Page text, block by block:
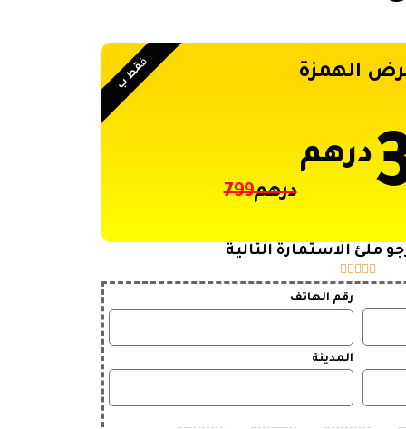
الهمزة
درهم799
درهم
ف
قط ب
ملئ الاستمارة التالية





رقم الهاتف
المدينة